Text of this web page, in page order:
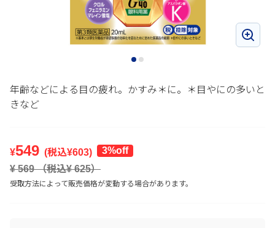
年齢などによる目の疲れ。かすみ＊に。＊目やにの多いと
きなど
¥549 (税込¥603)
3%off
¥ 569（税込¥625）
受取方法によって販売価格が変動する場合があります。